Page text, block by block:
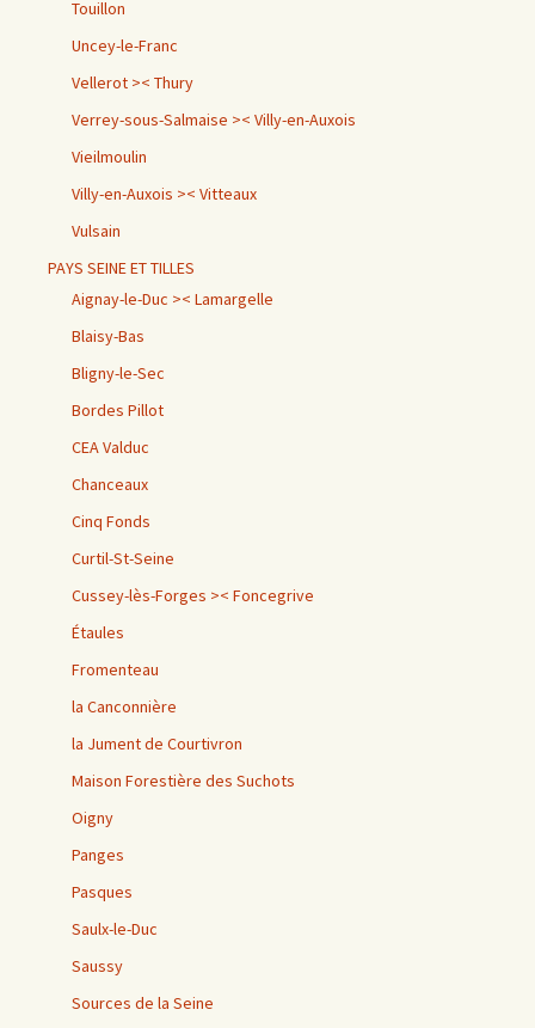
Touillon
Uncey-le-Franc
Vellerot >< Thury
Verrey-sous-Salmaise >< Villy-en-Auxois
Vieilmoulin
Villy-en-Auxois >< Vitteaux
Vulsain
PAYS SEINE ET TILLES
Aignay-le-Duc >< Lamargelle
Blaisy-Bas
Bligny-le-Sec
Bordes Pillot
CEA Valduc
Chanceaux
Cinq Fonds
Curtil-St-Seine
Cussey-lès-Forges >< Foncegrive
Étaules
Fromenteau
la Canconnière
la Jument de Courtivron
Maison Forestière des Suchots
Oigny
Panges
Pasques
Saulx-le-Duc
Saussy
Sources de la Seine